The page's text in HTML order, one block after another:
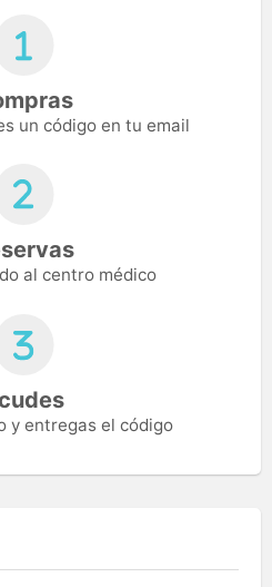
un código en tu email
al centro médico
y entregas el código